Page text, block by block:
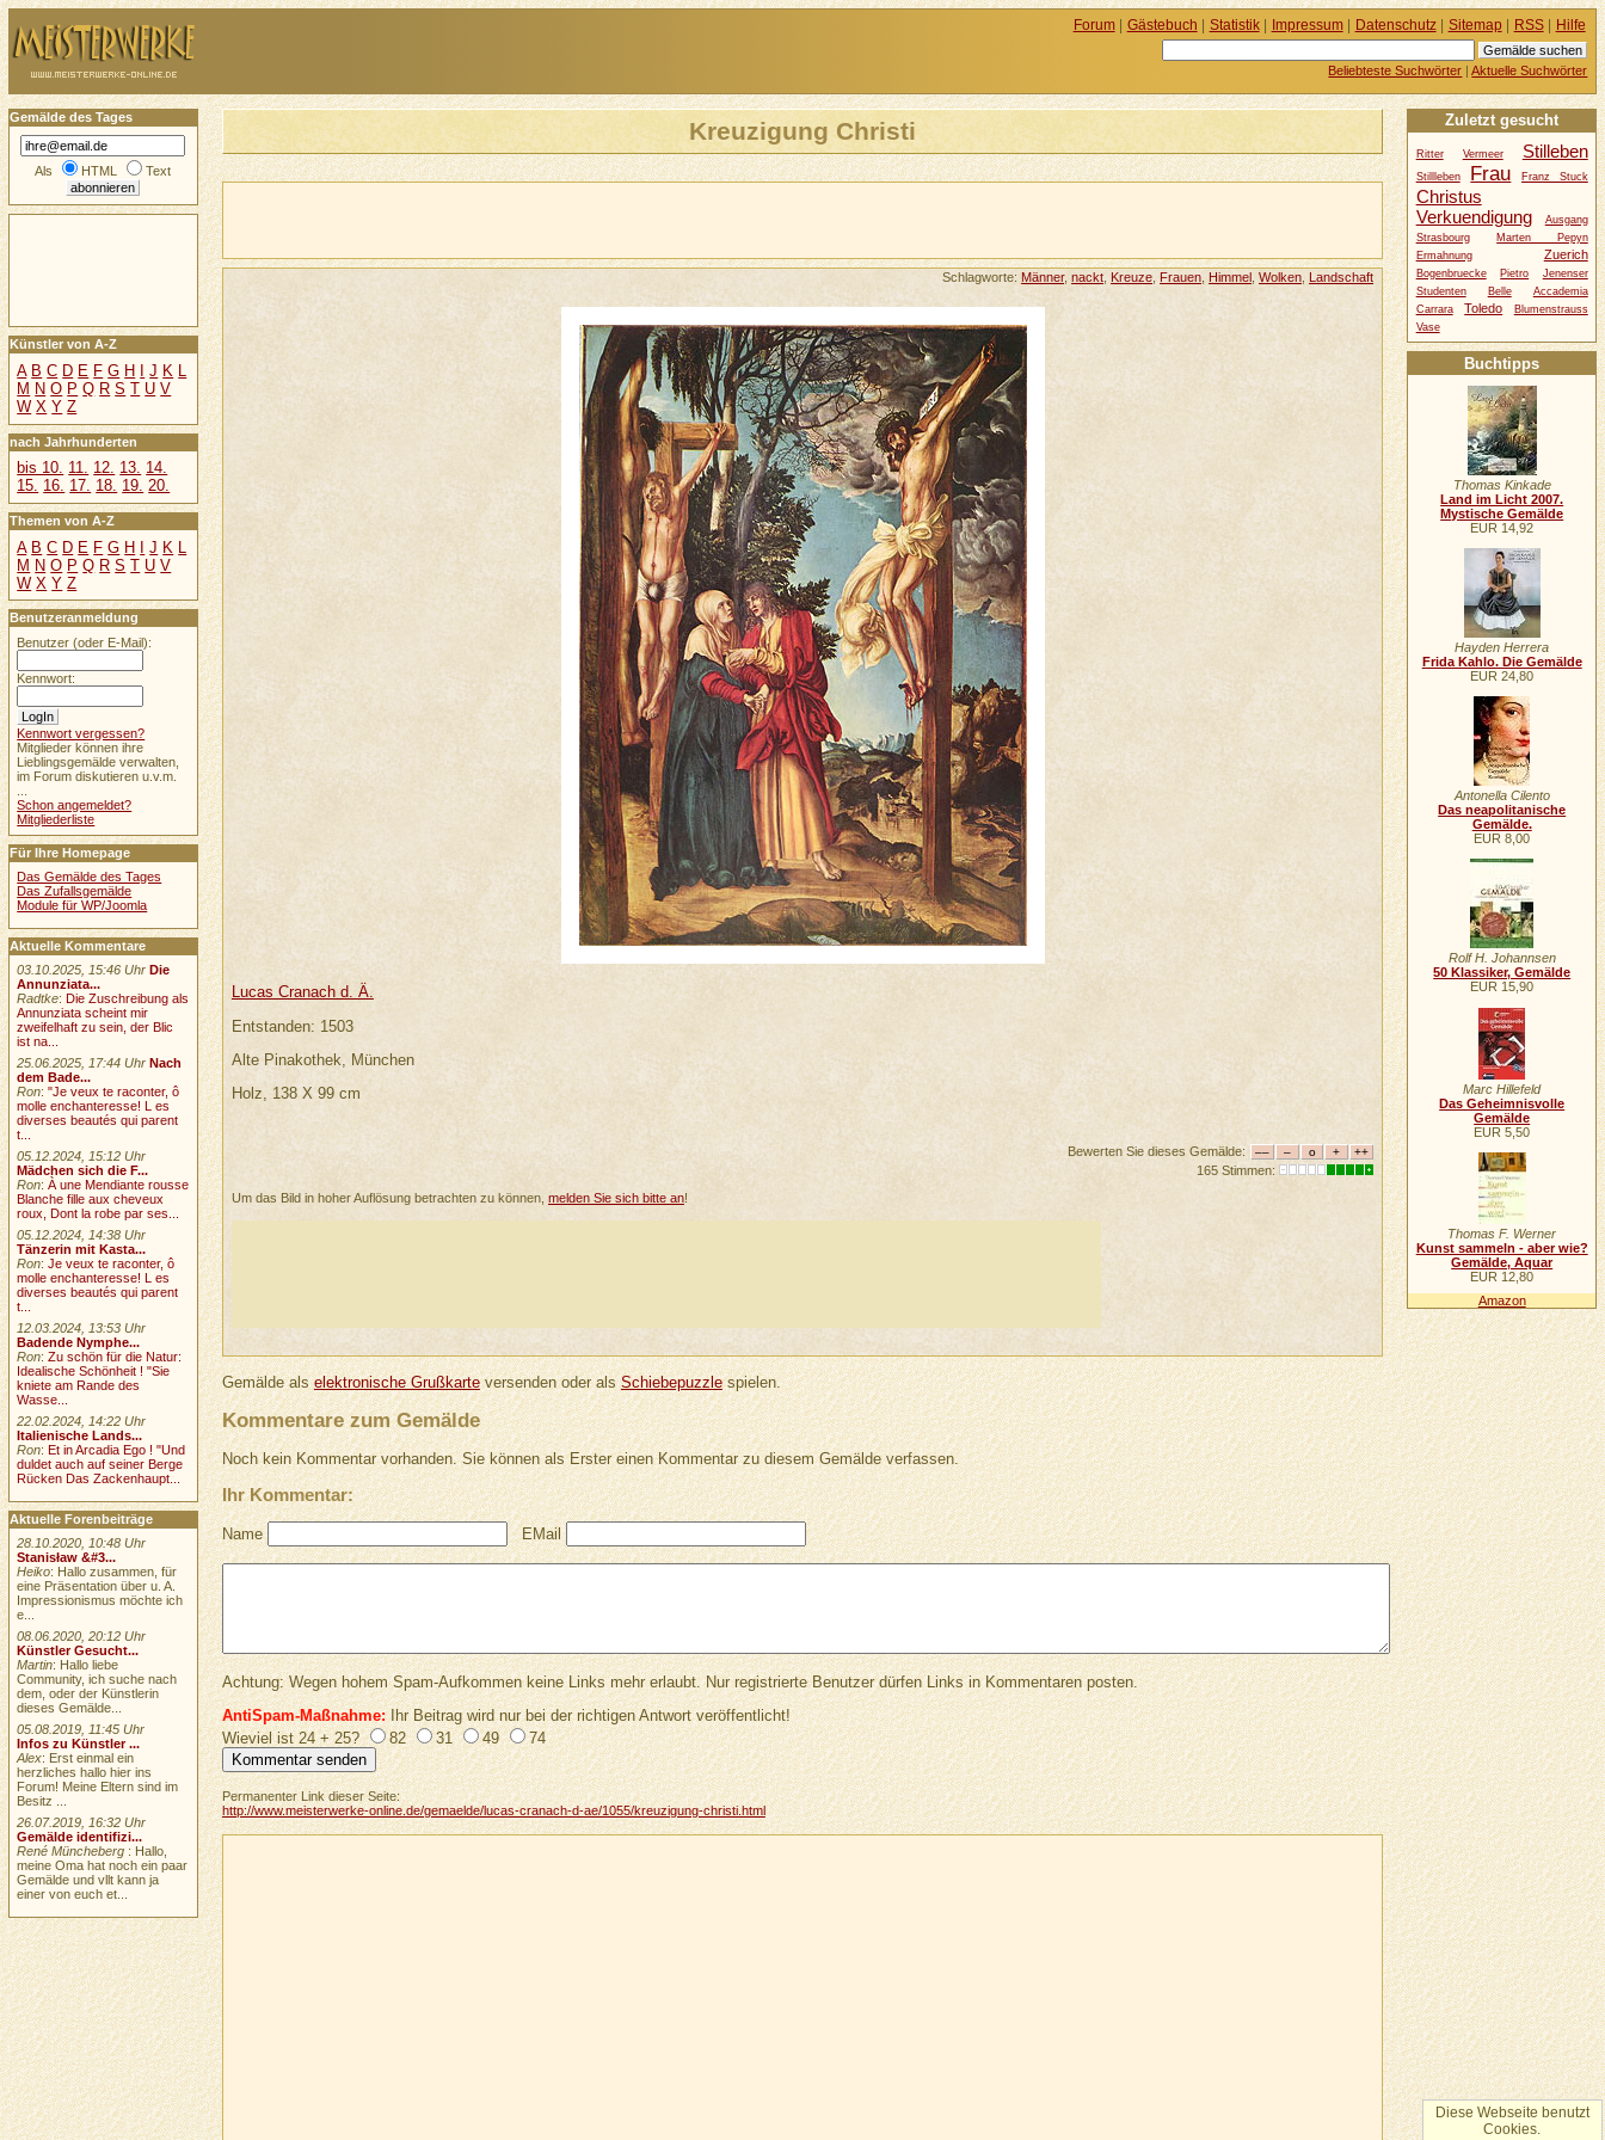
Kreuzigung Christi
Schlagworte: Männer,nackt Kreuze Frauen Himmel ,Wolken Landschaft
Lucas Cranach d. Ä.
Entstanden: 1503
Alte Pinakothek, München
Holz, 138 X 99 cm
Bewerten Sie dieses Gemälde:
165 Stimmen:
Um das Bild in hoher Auflösung betrachten zu können, melden Sie sich bitte an!
Gemälde alselektronische Grußkarteversenden oder alsSchiebepuzzlespielen.
Kommentare zum Gemälde
Noch kein Kommentar vorhanden. Sie können als Erster einen Kommentar zu diesem Gemälde verfassen.
Ihr Kommentar:
Name EMail
Achtung: Wegen hohem Spam-Aufkommen keine Links mehr erlaubt. Nur registrierte Benutzer dürfen Links in Kommentaren posten.
AntiSpam-Maßnahme:Ihr Beitrag wird nur bei der richtigen Antwort veröffentlicht!
Wieviel ist 24 + 25?
82 31 49 74
Permanenter Link dieser Seite:
http://www.meisterwerke-online.de/gemaelde/lucas-cranach-d-ae/1055/kreuzigung-christi.html
Gemälde des Tages
Als HTML Text
Künstler von A-Z
A B C D E F G H J K L
M N O P Q R S T U V
W X Y Z
nach Jahrhunderten
bis 10. 11. 12. 13. 14.
15. 16. 17. 18. 19. 20.
Themen von A-Z
A B C D E F G H I J K L
M N O P Q R S T U V
W X Y Z
Benutzeranmeldung
Benutzer (oder E-Mail):
Kennwort:
Kennwort vergessen?
Mitglieder können ihre
Lieblingsgemälde verwalten,
im Forum diskutieren u.v.m.
Schon angemeldet?
Mitgliederliste
Für Ihre Homepage
Das Gemälde des Tages
Das Zufallsgemälde
Module für WP/Joomla
Aktuelle Kommentare
03.10.2025, 15:46 Uhr Die
Annunziata...
Radtke: Die Zuschreibung als
Annunziata scheint mir
zweifelhaft zu sein, der Blic
ist na...
25.06.2025, 17:44 Uhr Nach
dem Bade...
Ron:"Je veux te raconter, ô
molle enchanteresse! L es
diverses beautés qui parent
t...
05.12.2024, 15:12 Uhr
Mädchen sich die F...
Ron:À une Mendiante rousse
Blanche fille aux cheveux
roux, Dont la robe par ses...
05.12.2024, 14:38 Uhr
Tänzerin mit Kasta...
Ron:Je veux te raconter, ô
molle enchanteresse! L es
diverses beautés qui parent
t...
12.03.2024, 13:53 Uhr
Badende Nymphe...
Ron:Zu schön für die Natur:
Idealische Schönheit ! "Sie
kniete am Rande des
Wasse...
22.02.2024, 14:22 Uhr
Italienische Lands...
Ron:Et in Arcadia Ego ! "Und
duldet auch auf seiner Berge
Rücken Das Zackenhaupt...
Aktuelle Forenbeiträge
28.10.2020, 10:48 Uhr
Stanisław &#3...
Heiko: Hallo zusammen, für
eine Präsentation über u. A.
Impressionismus möchte ich
e...
08.06.2020, 20:12 Uhr
Künstler Gesucht...
Martin: Hallo liebe
Community, ich suche nach
dem, oder der Künstlerin
dieses Gemälde...
05.08.2019, 11:45 Uhr
Infos zu Künstler ...
Alex: Erst einmal ein
herzliches hallo hier ins
Forum! Meine Eltern sind im
Besitz ...
26.07.2019, 16:32 Uhr
Gemälde identifizi...
René Müncheberg : Hallo,
meine Oma hat noch ein paar
Gemälde und vllt kann ja
einer von euch et...
Forum| Gästebuch | Statistik| Impressum| Datenschutz| Sitemap| RSS| Hilfe
Beliebteste Suchwörter |Aktuelle Suchwörter
Zuletzt gesucht
Ritter Vermeer Stilleben
Stillleben Frau Franz Stuck
Christus
Verkuendigung
Ausgang
Strasbourg
Marten Pepyn
Ermahnung
Zuerich
Bogenbruecke Pietro
Jenenser
Studenten
Belle
Accademia
Carrara
Toledo
Blumenstrauss
Vase
Buchtipps
Thomas Kinkade
Land im Licht 2007.
Mystische Gemälde
EUR 14,92
Hayden Herrera
Frida Kahlo. Die Gemälde
EUR 24,80
Antonella Cilento
Das neapolitanische
Gemälde.
EUR 8,00
Rolf H. Johannsen
50 Klassiker, Gemälde
EUR 15,90
Marc Hillefeld
Das Geheimnisvolle
Gemälde
EUR 5,50
Thomas F. Werner
Kunst sammeln - aber wie?
Gemälde, Aquar
EUR 12,80
Amazon
Diese Webseite benutzt
Cookies.